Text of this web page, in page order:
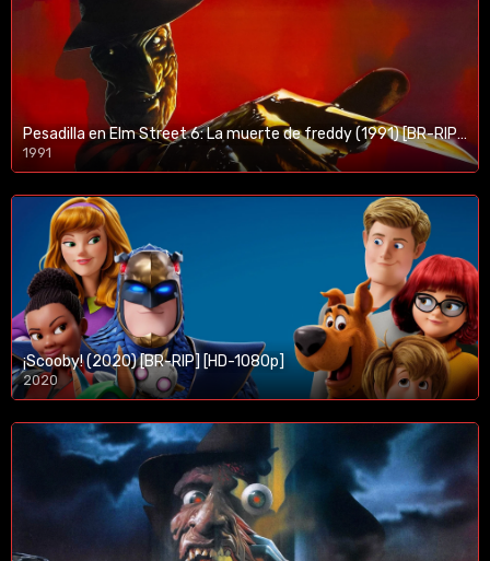
Pesadilla en Elm Street 6: La muerte de freddy (1991) [BR-RIP] [HD-1080p]
1991
¡Scooby! (2020) [BR-RIP] [HD-1080p]
2020
1080p/720p